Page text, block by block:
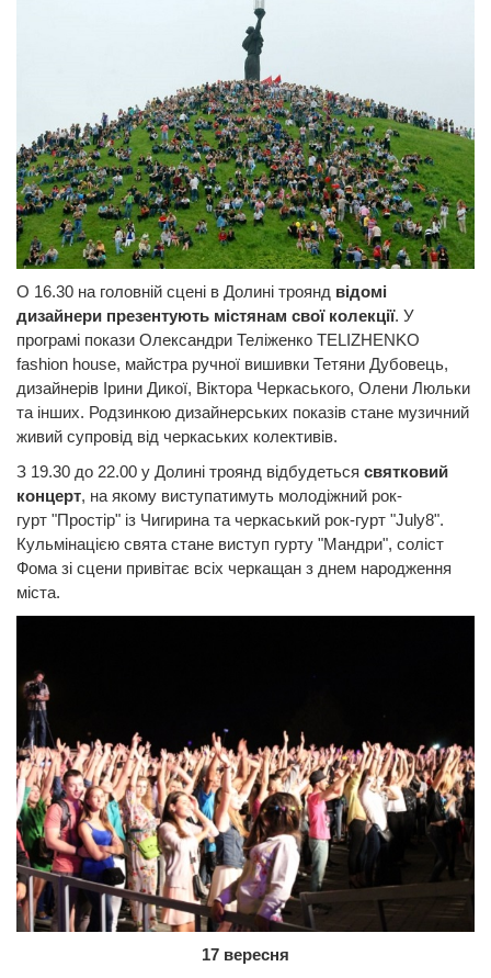
О 16.30 на головній сцені в Долині троянд відомі
дизайнери презентують містянам свої колекції. У
програмі покази Олександри Теліженко TELIZHENKO
fashion house, майстра ручної вишивки Тетяни Дубовець,
дизайнерів Ірини Дикої, Віктора Черкаського, Олени Люльки
та інших. Родзинкою дизайнерських показів стане музичний
живий супровід від черкаських колективів.
З 19.30 до 22.00 у Долині троянд відбудеться святковий
концерт, на якому виступатимуть молодіжний рок-
гурт "Простір" із Чигирина та черкаський рок-гурт "July8".
Кульмінацією свята стане виступ гурту "Мандри", соліст
Фома зі сцени привітає всіх черкащан з днем народження
міста.
17 вересня